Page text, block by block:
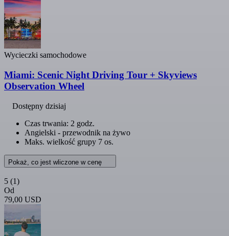
Wycieczki samochodowe
Miami: Scenic Night Driving Tour + Skyviews
Observation Wheel
Dostępny dzisiaj
Czas trwania: 2 godz.
Angielski - przewodnik na żywo
Maks. wielkość grupy 7 os.
Pokaż, co jest wliczone w cenę
5 (1)
Od
79,00 USD